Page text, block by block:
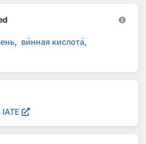
винная кислота